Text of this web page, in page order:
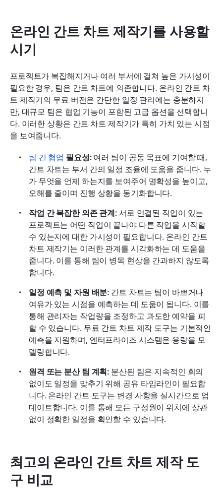
온라인 간트 차트 제작기를 사용할
시기
프로젝트가 복잡해지거나 여러 부서에 걸쳐 높은 가시성이
필요한 경우, 팀은 간트 차트에 의존합니다. 온라인 간트 차
트 제작기의 무료 버전은 간단한 일정 관리에는 충분하지
만, 대규모 팀은 협업 기능이 포함된 고급 옵션을 선택합니
다. 이러한 상황은 간트 차트 제작기가 특히 가치 있는 시점
을 보여줍니다.
팀 간 협업 필요성: 여러 팀이 공동 목표에 기여할 때,
간트 차트는 부서 간의 일정 조율에 도움을 줍니다. 누
가 무엇을 언제 하는지를 보여주어 명확성을 높이고,
오해를 줄이며 진행 상황을 동기화합니다.
작업 간 복잡한 의존 관계: 서로 연결된 작업이 있는
프로젝트는 어떤 작업이 끝나야 다른 작업을 시작할
수 있는지에 대한 가시성이 필요합니다. 온라인 간트
차트 제작기는 이러한 관계를 시각화하는 데 도움을
줍니다. 이를 통해 팀이 병목 현상을 간과하지 않도록
합니다.
일정 예측 및 자원 배분: 간트 차트는 팀이 바쁘거나
여유가 있는 시점을 예측하는 데 도움이 됩니다. 이를
통해 관리자는 작업량을 조정하고 과도한 예약을 피
할 수 있습니다. 무료 간트 차트 제작 도구는 기본적인
예측을 지원하며, 엔터프라이즈 시스템은 용량을 모
델링합니다.
원격 또는 분산 팀 계획: 분산된 팀은 지속적인 회의
없이도 일정을 맞추기 위해 공유 타임라인이 필요합
니다. 온라인 간트 도구는 변경 사항을 실시간으로 업
데이트합니다. 이를 통해 모든 구성원이 위치에 상관
없이 정확한 일정을 확인할 수 있습니다.
최고의 온라인 간트 차트 제작 도
구 비교